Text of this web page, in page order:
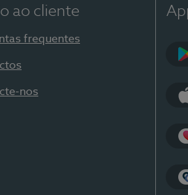
ao cliente
frequentes
nos